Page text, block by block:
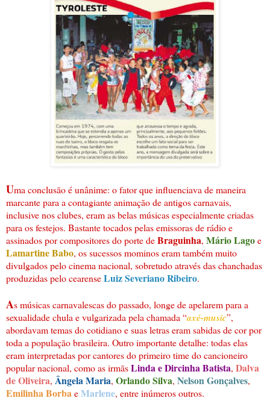
Uma conclusão é unânime: o fator que influenciava de maneira
marcante para a contagiante animação de antigos carnavais,
inclusive nos clubes, eram as belas músicas especialmente criadas
para os festejos. Bastante tocados pelas emissoras de rádio e
assinados por compositores do porte deBraguinha, Mário Lagoe
Lamartine Babo, os sucessos mominos eram também muito
divulgados pelo cinema nacional, sobretudo através das chanchadas
produzidas pelo cearenseLuiz Severiano Ribeiro.
As músicas carnavalescas do passado, longe de apelarem para a
sexualidade chula e vulgarizada pela chamada “axé-music”,
abordavam temas do cotidiano e suas letras eram sabidas de cor por
toda a população brasileira. Outro importante detalhe: todas elas
eram interpretadas por cantores do primeiro time do cancioneiro
popular nacional, como as irmãsLinda e Dircinha Batista, Dalva
de Oliveira, Ângela Maria, Orlando Silva, Nelson Gonçalves,
Emilinha BorbaeMarlene, entre inúmeros outros.